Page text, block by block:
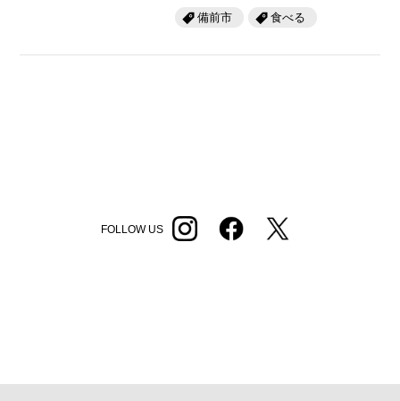
備前市 食べる
FOLLOW US